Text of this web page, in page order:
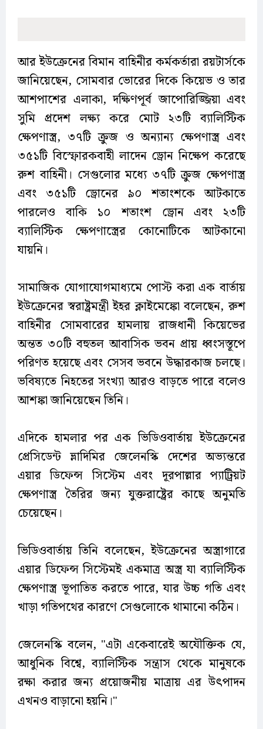
আর ইউক্রেনের বিমান বাহিনীর কর্মকর্তারা রয়টার্সকে
জানিয়েছেন, সোমবার ভোরের দিকে কিয়েভ ও তার
আশপাশের এলাকা, দক্ষিণপূর্ব জাপোরিজ্জিয়া এবং
সুমি প্রদেশ লক্ষ্য করে মোট ২৩টি ব্যালিস্টিক
ক্ষেপণাস্ত্র, ৩৭টি ক্রুজ ও অন্যান্য ক্ষেপণাস্ত্র এবং
৩৫১টি বিস্ফোরকবাহী লাদেন ড্রোন নিক্ষেপ করেছে
রুশ বাহিনী। সেগুলোর মধ্যে ৩৭টি ক্রুজ ক্ষেপণাস্ত্র
এবং ৩৫১টি ড্রোনের ৯০ শতাংশকে আটকাতে
পারলেও বাকি ১০ শতাংশ ড্রোন এবং ২৩টি
ব্যালিস্টিক ক্ষেপণাস্ত্রের কোনোটিকে আটকানো
যায়নি।
সামাজিক যোগাযোগমাধ্যমে পোস্ট করা এক বার্তায়
ইউক্রেনের স্বরাষ্ট্রমন্ত্রী ইহর ক্লাইমেঙ্কো বলেছেন, রুশ
বাহিনীর সোমবারের হামলায় রাজধানী কিয়েভের
অন্তত ৩০টি বহুতল আবাসিক ভবন প্রায় ধ্বংসস্তূপে
পরিণত হয়েছে এবং সেসব ভবনে উদ্ধারকাজ চলছে।
ভবিষ্যতে নিহতের সংখ্যা আরও বাড়তে পারে বলেও
আশঙ্কা জানিয়েছেন তিনি।
এদিকে হামলার পর এক ভিডিওবার্তায় ইউক্রেনের
প্রেসিডেন্ট ভ্লাদিমির জেলেনস্কি দেশের অভ্যন্তরে
এয়ার ডিফেন্স সিস্টেম এবং দূরপাল্লার প্যাট্রিয়ট
ক্ষেপণাস্ত্র তৈরির জন্য যুক্তরাষ্ট্রের কাছে অনুমতি
চেয়েছেন।
ভিডিওবার্তায় তিনি বলেছেন, ইউক্রেনের অস্ত্রাগারে
এয়ার ডিফেন্স সিস্টেমই একমাত্র অস্ত্র যা ব্যালিস্টিক
ক্ষেপণাস্ত্র ভূপাতিত করতে পারে, যার উচ্চ গতি এবং
খাড়া গতিপথের কারণে সেগুলোকে থামানো কঠিন।
জেলেনস্কি বলেন, "এটা একেবারেই অযৌক্তিক যে,
আধুনিক বিশ্বে, ব্যালিস্টিক সন্ত্রাস থেকে মানুষকে
রক্ষা করার জন্য প্রয়োজনীয় মাত্রায় এর উৎপাদন
এখনও বাড়ানো হয়নি।"